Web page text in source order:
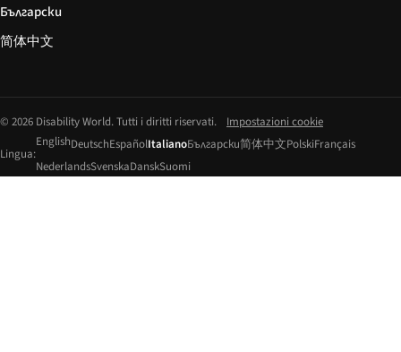
Български
简体中文
© 2026 Disability World. Tutti i diritti riservati. Impostazioni cookie
Lingua:
EnglishDeutschEspañolItalianoБългарски简体中文PolskiFrançais
NederlandsSvenskaDanskSuomi